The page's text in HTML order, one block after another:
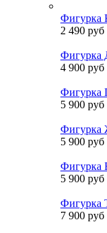
Фигурка
2 490 руб
Фигурка
4 900 руб
Фигурка
5 900 руб
Фигурка
5 900 руб
Фигурка
5 900 руб
Фигурка
7 900 руб